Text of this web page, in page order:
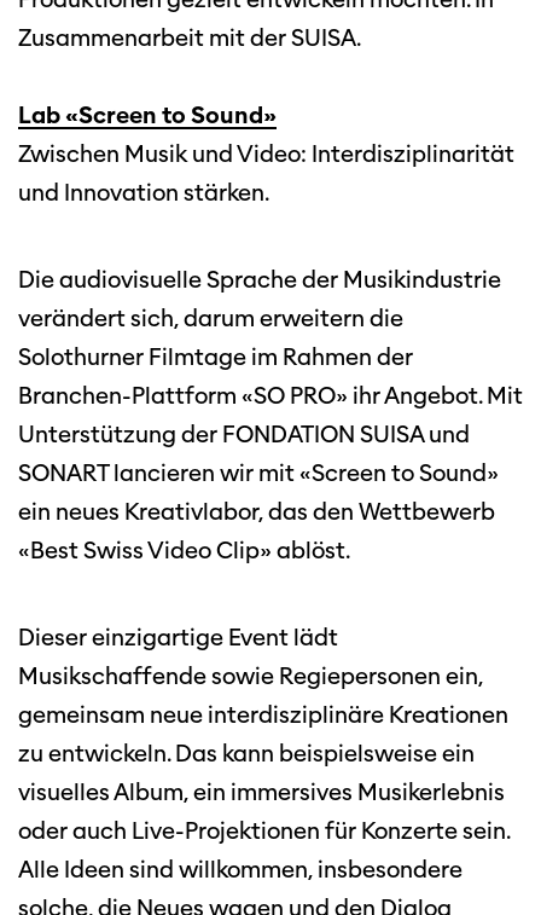
Zusammenarbeit mit der SUISA.
Lab «Screen to Sound»
Zwischen Musik und Video: Interdisziplinarität
und Innovation stärken.
Die audiovisuelle Sprache der Musikindustrie
verändert sich, darum erweitern die
Solothurner Filmtage im Rahmen der
Branchen-Plattform «SO PRO» ihr Angebot. Mit
Unterstützung der FONDATION SUISA und
SONART lancieren wir mit «Screen to Sound»
ein neues Kreativlabor, das den Wettbewerb
«Best Swiss Video Clip» ablöst.
Dieser einzigartige Event lädt
Musikschaffende sowie Regiepersonen ein,
gemeinsam neue interdisziplinäre Kreationen
zu entwickeln. Das kann beispielsweise ein
visuelles Album, ein immersives Musikerlebnis
oder auch Live-Projektionen für Konzerte sein.
Alle Ideen sind willkommen, insbesondere
solche, die Neues wagen und den Dialog